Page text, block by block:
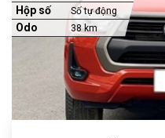
Hộp số Số tự động
Odo 38 km